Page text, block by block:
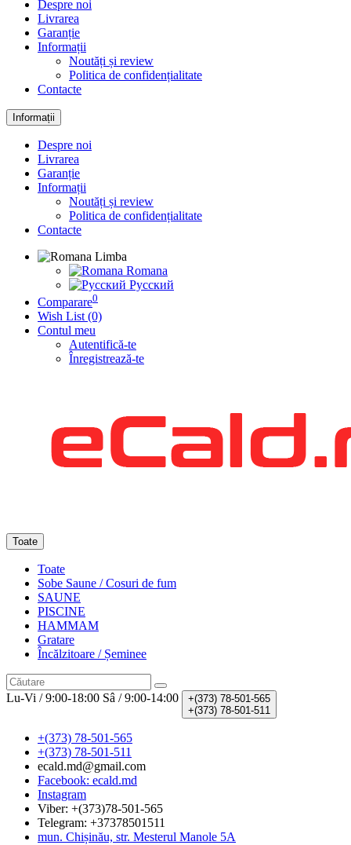
Despre noi
Livrarea
Garanție
Informații
Noutăți și review
Politica de confidențialitate
Contacte
Informații
Despre noi
Livrarea
Garanție
Informații
Noutăți și review
Politica de confidențialitate
Contacte
Limba
Romana
Русский
Comparare0
Wish List (0)
Contul meu
Autentifică-te
Înregistrează-te
Toate
Toate
Sobe Saune / Cosuri de fum
SAUNE
PISCINE
HAMMAM
Gratare
Încălzitoare / Șeminee
Lu-Vi / 9:00-18:00 Sâ / 9:00-14:00 +(373) 78-501-565
+(373) 78-501-511
+(373) 78-501-565
+(373) 78-501-511
ecald.md@gmail.com
Facebook: ecald.md
Instagram
Viber: +(373)78-501-565
Telegram: +37378501511
mun. Chișinău, str. Mesterul Manole 5A